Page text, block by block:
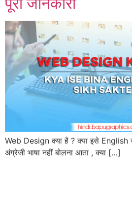
Web Design क्या है ? क्या इसे English
अंग्रेजी भाषा नहीं बोलना आता , क्या […]